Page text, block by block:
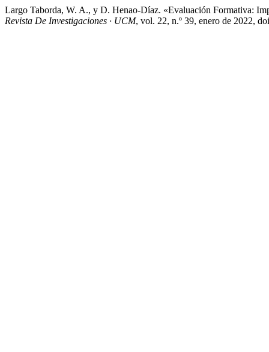
Largo Taborda, W. A., y D. Henao-Díaz. «Evaluación Formativa:
Revista De Investigaciones · UCM, vol. 22, n.º 39, enero de 2022,